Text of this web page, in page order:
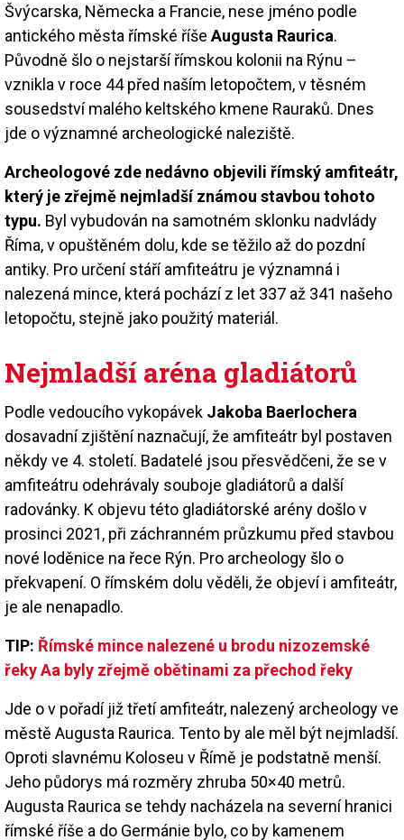
Švýcarska, Německa a Francie, nese jméno podle
antického města římské říše Augusta Raurica.
Původně šlo o nejstarší římskou kolonii na Rýnu –
vznikla v roce 44 před naším letopočtem, v těsném
sousedství malého keltského kmene Rauraků. Dnes
jde o významné archeologické naleziště.
Archeologové zde nedávno objevili římský amfiteátr,
který je zřejmě nejmladší známou stavbou tohoto
typu. Byl vybudován na samotném sklonku nadvlády
Říma, v opuštěném dolu, kde se těžilo až do pozdní
antiky. Pro určení stáří amfiteátru je významná i
nalezená mince, která pochází z let 337 až 341 našeho
letopočtu, stejně jako použitý materiál.
Nejmladší aréna gladiátorů
Podle vedoucího vykopávek Jakoba Baerlochera
dosavadní zjištění naznačují, že amfiteátr byl postaven
někdy ve 4. století. Badatelé jsou přesvědčeni, že se v
amfiteátru odehrávaly souboje gladiátorů a další
radovánky. K objevu této gladiátorské arény došlo v
prosinci 2021, při záchranném průzkumu před stavbou
nové loděnice na řece Rýn. Pro archeology šlo o
překvapení. O římském dolu věděli, že objeví i amfiteátr,
je ale nenapadlo.
TIP: Římské mince nalezené u brodu nizozemské
řeky Aa byly zřejmě obětinami za přechod řeky
Jde o v pořadí již třetí amfiteátr, nalezený archeology ve
městě Augusta Raurica. Tento by ale měl být nejmladší.
Oproti slavnému Koloseu v Římě je podstatně menší.
Jeho půdorys má rozměry zhruba 50×40 metrů.
Augusta Raurica se tehdy nacházela na severní hranici
římské říše a do Germánie bylo, co by kamenem